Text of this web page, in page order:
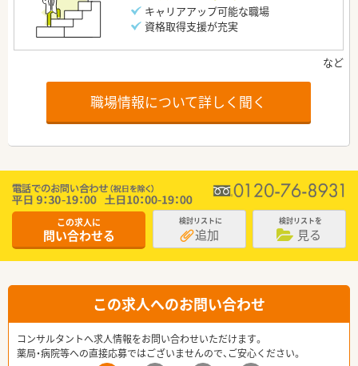
キャリアアップ可能な職場
資格取得支援が充実
職場情報について詳しく聞く
この求人に
問い合わせる
検討リストに
追加
検討リストを
見る
この求人へのお問い合わせ
コンサルタントへ求人情報をお問い合わせいただけます。
薬局・病院等への直接応募ではございませんので、ご安心ください。